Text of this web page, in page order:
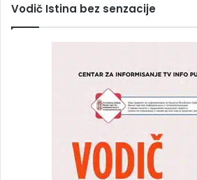
Vodič Istina bez senzacije